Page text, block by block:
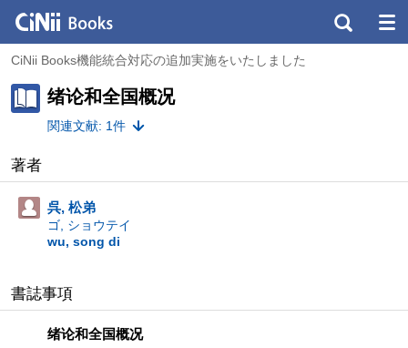
CiNii Books機能統合対応の追加実施をいたしました
绪论和全国概况
関連文献: 1件
著者
呉, 松弟
ゴ, ショウテイ
wu, song di
書誌事項
绪论和全国概况